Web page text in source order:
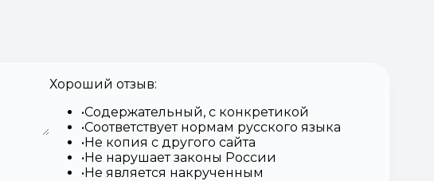
Хороший отзыв:
Содержательный, с конкретикой
Соответствует нормам русского языка
Не копия с другого сайта
Не нарушает законы России
Не является накрученным